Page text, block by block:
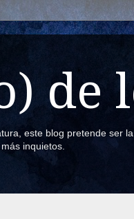
de
este blog pretende ser
inquietos.